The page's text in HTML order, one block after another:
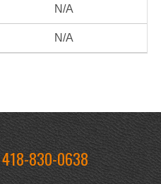
N/A
N/A
418-830-0638